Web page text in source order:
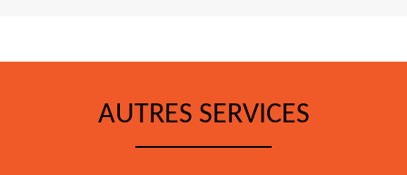
AUTRES SERVICES